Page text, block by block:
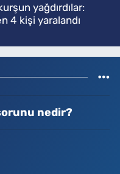
yağdırdılar:
4 kişi yaralandı
nedir?